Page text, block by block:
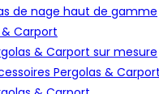
de nage haut de gamme
Carport
& Carport sur mesure
Pergolas & Carport